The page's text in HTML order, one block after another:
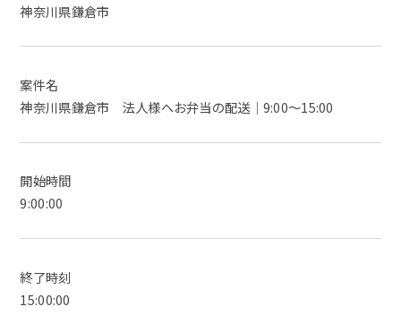
神奈川県鎌倉市
案件名
神奈川県鎌倉市 法人様へお弁当の配送｜9:00～15:00
開始時間
9:00:00
終了時刻
15:00:00